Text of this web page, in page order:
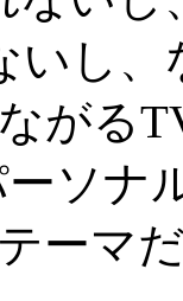
いし
がる
ソナ
ーマ